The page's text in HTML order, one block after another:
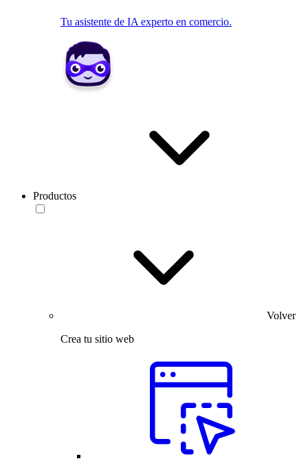
Tu asistente de IA experto en comercio.
Productos
Volver
Crea tu sitio web